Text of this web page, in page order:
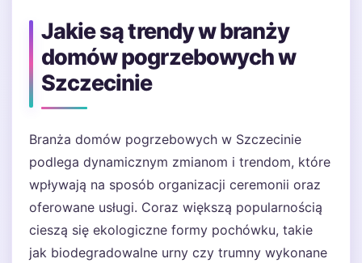
Jakie są trendy w branży
domów pogrzebowych w
Szczecinie
Branża domów pogrzebowych w Szczecinie
podlega dynamicznym zmianom i trendom, które
wpływają na sposób organizacji ceremonii oraz
oferowane usługi. Coraz większą popularnością
cieszą się ekologiczne formy pochówku, takie
jak biodegradowalne urny czy trumny wykonane